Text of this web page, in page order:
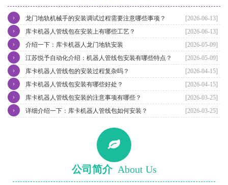
[2026-06-13]
龙门地轨机械手的安装调试过程需要注意哪些事项？
›
[2026-06-13]
库卡机器人管线包在安装上有哪些工艺？
›
[2026-05-09]
介绍一下：库卡机器人龙门地轨安装
›
[2026-05-09]
江苏悦予自动化介绍：机器人管线包安装有哪些特点？
›
[2026-04-15]
库卡机器人管线包的安装过程复杂吗？
›
[2026-04-15]
库卡机器人管线包安装有哪些好处？
›
[2026-03-25]
库卡机器人管线包安装的注意事项有哪些？
›
[2026-03-25]
详细介绍一下：库卡机器人管线包如何安装？
›
公司简介 About Us